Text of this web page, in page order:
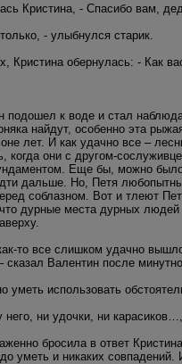
Кристина, - Спасибо вам,
- улыбнулся старик.
Кристина обернулась: - Как
к воде и стал
найдут, особенно эта
лет. И как удачно все –
когда они с другом-
Еще бы, можно было
дальше. Но, Петя
соблазном. Вот и тлеют
дурные места дурных
то все слишком удачно
Валентин после
уметь использовать
ни удочки, ни
бросила в ответ
уметь и никаких